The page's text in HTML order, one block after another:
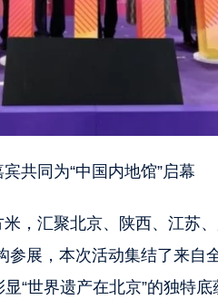
宾共同为“中国内地馆”启幕
，汇聚北京、陕西、江苏
展，本次活动集结了来自
“世界遗产在北京”的独特